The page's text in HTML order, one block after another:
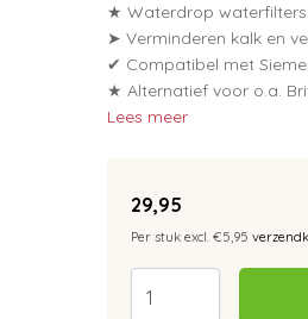
★ Waterdrop
➤ Verminderen kalk en
✔ Compatibel met
★ Alternatief voor o.a.
Lees meer
29,95
Per stuk excl. €5,95